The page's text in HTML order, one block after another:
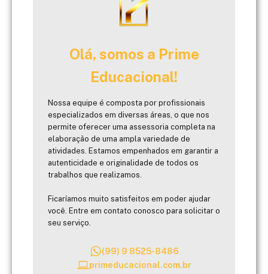
Olá, somos a Prime
Educacional!
Nossa equipe é composta por profissionais
especializados em diversas áreas, o que nos
permite oferecer uma assessoria completa na
elaboração de uma ampla variedade de
atividades. Estamos empenhados em garantir a
autenticidade e originalidade de todos os
trabalhos que realizamos.
Ficaríamos muito satisfeitos em poder ajudar
você. Entre em contato conosco para solicitar o
seu serviço.
(99) 9 8525-8486
primeducacional.com.br